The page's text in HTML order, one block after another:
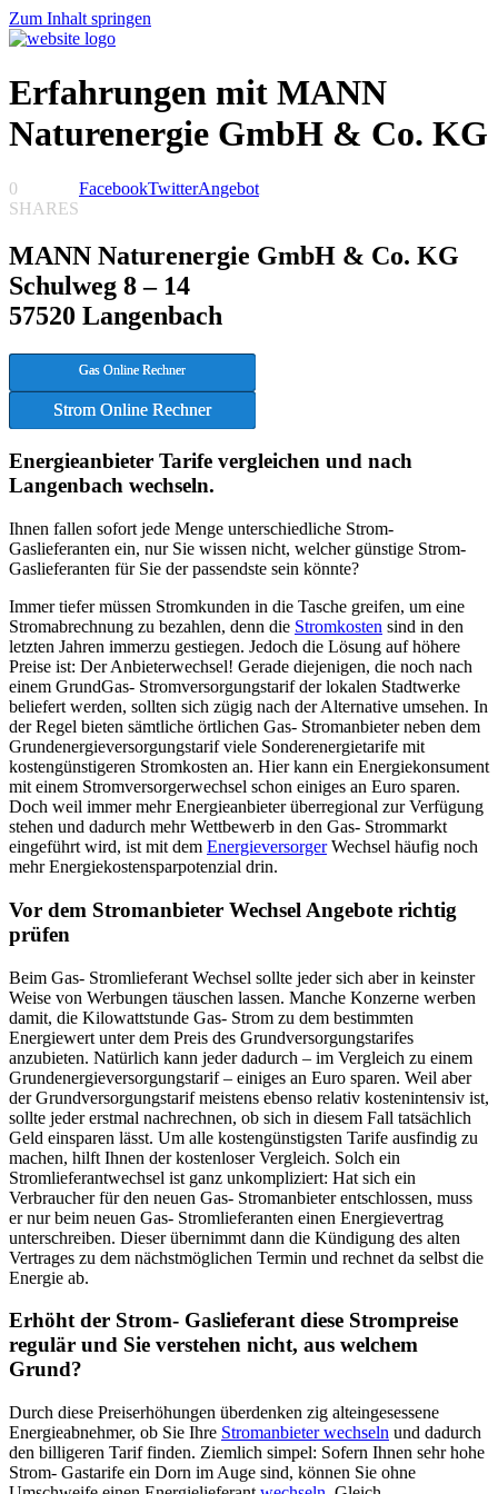
Zum Inhalt springen
Erfahrungen mit MANN
Naturenergie GmbH & Co. KG
0
SHARES
FacebookTwitterAngebot
MANN Naturenergie GmbH & Co. KG
Schulweg 8 – 14
57520 Langenbach
Gas Online Rechner
Strom Online Rechner
Energieanbieter Tarife vergleichen und nach
Langenbach wechseln.
Ihnen fallen sofort jede Menge unterschiedliche Strom-
Gaslieferanten ein, nur Sie wissen nicht, welcher günstige Strom-
Gaslieferanten für Sie der passendste sein könnte?
Immer tiefer müssen Stromkunden in die Tasche greifen, um eine
Stromabrechnung zu bezahlen, denn die Stromkosten sind in den
letzten Jahren immerzu gestiegen. Jedoch die Lösung auf höhere
Preise ist: Der Anbieterwechsel! Gerade diejenigen, die noch nach
einem GrundGas- Stromversorgungstarif der lokalen Stadtwerke
beliefert werden, sollten sich zügig nach der Alternative umsehen. In
der Regel bieten sämtliche örtlichen Gas- Stromanbieter neben dem
Grundenergieversorgungstarif viele Sonderenergietarife mit
kostengünstigeren Stromkosten an. Hier kann ein Energiekonsument
mit einem Stromversorgerwechsel schon einiges an Euro sparen.
Doch weil immer mehr Energieanbieter überregional zur Verfügung
stehen und dadurch mehr Wettbewerb in den Gas- Strommarkt
eingeführt wird, ist mit dem EnergieversorgerWechsel häufig noch
mehr Energiekostensparpotenzial drin.
Vor dem Stromanbieter Wechsel Angebote richtig
prüfen
Beim Gas- Stromlieferant Wechsel sollte jeder sich aber in keinster
Weise von Werbungen täuschen lassen. Manche Konzerne werben
damit, die Kilowattstunde Gas- Strom zu dem bestimmten
Energiewert unter dem Preis des Grundversorgungstarifes
anzubieten. Natürlich kann jeder dadurch – im Vergleich zu einem
Grundenergieversorgungstarif – einiges an Euro sparen. Weil aber
der Grundversorgungstarif meistens ebenso relativ kostenintensiv ist,
sollte jeder erstmal nachrechnen, ob sich in diesem Fall tatsächlich
Geld einsparen lässt. Um alle kostengünstigsten Tarife ausfindig zu
machen, hilft Ihnen der kostenloser Vergleich. Solch ein
Stromlieferantwechsel ist ganz unkompliziert: Hat sich ein
Verbraucher für den neuen Gas- Stromanbieter entschlossen, muss
er nur beim neuen Gas- Stromlieferanten einen Energievertrag
unterschreiben. Dieser übernimmt dann die Kündigung des alten
Vertrages zu dem nächstmöglichen Termin und rechnet da selbst die
Energie ab.
Erhöht der Strom- Gaslieferant diese Strompreise
regulär und Sie verstehen nicht, aus welchem
Grund?
Durch diese Preiserhöhungen überdenken zig alteingesessene
Energieabnehmer, ob Sie Ihre Stromanbieter wechseln und dadurch
den billigeren Tarif finden. Ziemlich simpel: Sofern Ihnen sehr hohe
Strom- Gastarife ein Dorn im Auge sind, können Sie ohne